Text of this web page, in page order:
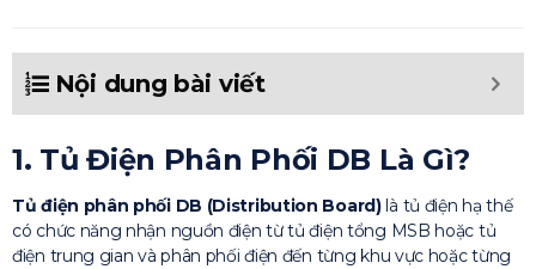
Nội dung bài viết
1. Tủ Điện Phân Phối DB Là Gì?
Tủ điện phân phối DB (Distribution Board)là tủ điện hạ thế
có chức năng nhận nguồn điện từ tủ điện tổng MSB hoặc tủ
điện trung gian và phân phối điện đến từng khu vực hoặc từng